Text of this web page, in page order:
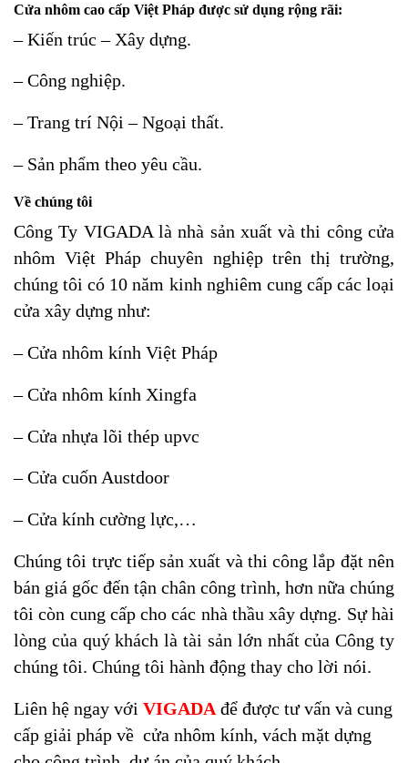
Cửa nhôm cao cấp Việt Pháp được sử dụng rộng rãi:
– Kiến trúc – Xây dựng.
– Công nghiệp.
– Trang trí Nội – Ngoại thất.
– Sản phẩm theo yêu cầu.
Về chúng tôi
Công Ty VIGADA là nhà sản xuất và thi công cửa
nhôm Việt Pháp chuyên nghiệp trên thị trường,
chúng tôi có 10 năm kinh nghiêm cung cấp các loại
cửa xây dựng như:
– Cửa nhôm kính Việt Pháp
– Cửa nhôm kính Xingfa
– Cửa nhựa lõi thép upvc
– Cửa cuốn Austdoor
– Cửa kính cường lực,…
Chúng tôi trực tiếp sản xuất và thi công lắp đặt nên
bán giá gốc đến tận chân công trình, hơn nữa chúng
tôi còn cung cấp cho các nhà thầu xây dựng. Sự hài
lòng của quý khách là tài sản lớn nhất của Công ty
chúng tôi. Chúng tôi hành động thay cho lời nói.
Liên hệ ngay với VIGADA để được tư vấn và cung
cấp giải pháp về cửa nhôm kính, vách mặt dựng